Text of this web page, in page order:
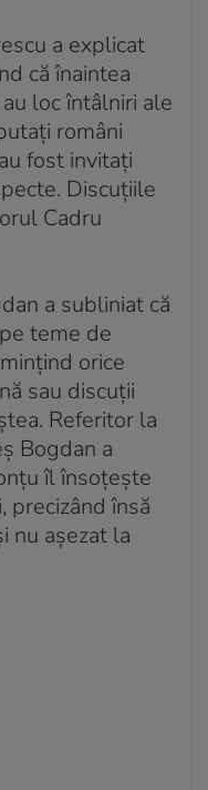
a explicat
că înaintea
loc întâlniri ale
români
fost invitați
Discuțiile
Cadru
a subliniat că
teme de
orice
sau discuții
Referitor la
Bogdan a
îl însoțește
precizând însă
nu așezat la